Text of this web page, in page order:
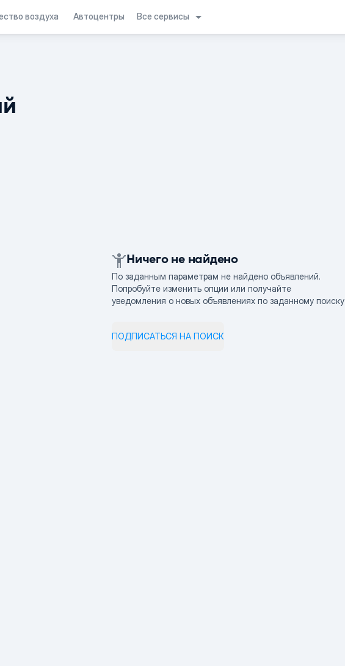
воздуха Автоцентры Все сервисы
Ничего не найдено
По заданным параметрам не найдено объявлений.
Попробуйте изменить опции или получайте
уведомления о новых объявлениях по заданному поиску
ПОДПИСАТЬСЯ НА ПОИСК